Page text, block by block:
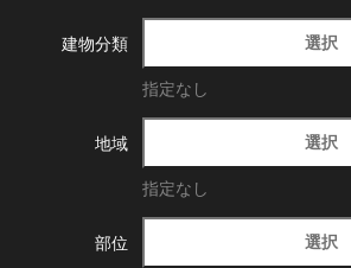
建物分類 選択
指定なし
地域 選択
指定なし
部位 選択